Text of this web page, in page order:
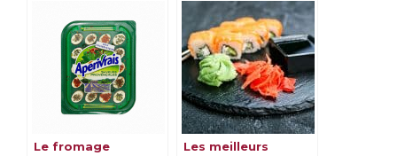
Le fromage
Les meilleurs